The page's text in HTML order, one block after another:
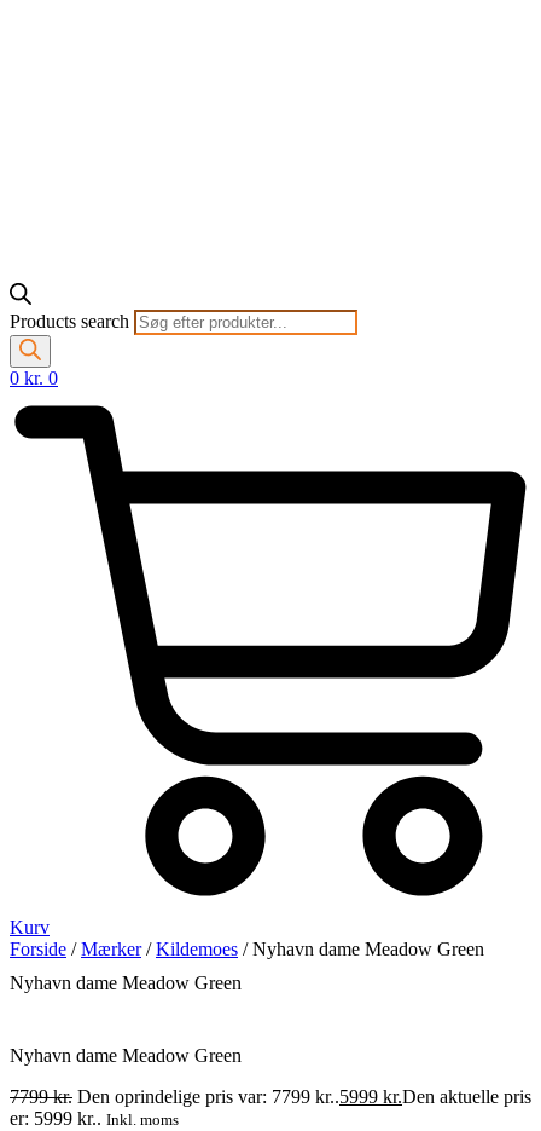
Products search
0 kr. 0
Kurv
Forside /Mærker/Kildemoes / Nyhavn dame Meadow Green
Nyhavn dame Meadow Green
Nyhavn dame Meadow Green
7799kr. Den oprindelige pris var: 7799 kr..5999 kr.Den aktuelle pris
er: 5999 kr.. Inkl. moms